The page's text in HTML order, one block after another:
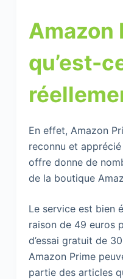
Amazon
qu’est-
En effet, Amazon
reconnu et
offre donne de
de la boutique
Le service est bien
raison de 49 euros
d’essai gratuit de
Amazon Prime
partie des articles